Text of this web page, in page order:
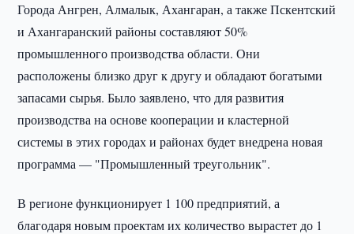
Города Ангрен, Алмалык, Ахангаран, а также Пскентский
и Ахангаранский районы составляют 50%
промышленного производства области. Они
расположены близко друг к другу и обладают богатыми
запасами сырья. Было заявлено, что для развития
производства на основе кооперации и кластерной
системы в этих городах и районах будет внедрена новая
программа — "Промышленный треугольник".
В регионе функционирует 1 100 предприятий, а
благодаря новым проектам их количество вырастет до 1